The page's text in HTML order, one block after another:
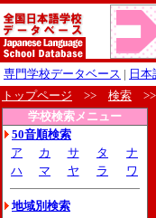
専門学校データベース | 日
トップページ >> 検索
学校検索メニュー
50音順検索
ア
カ サ タ
ナ
ハ
マ ヤ ラ ワ
地域別検索